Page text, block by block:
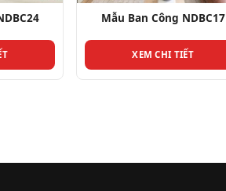
Mẫu Ban Công NDBC17
XEM CHI TIẾT